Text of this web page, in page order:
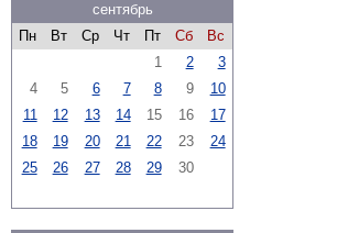
сентябрь
Пн
Вт Ср Чт Пт Сб
Вс
1
2
3
4
5 6 7 8 9
10
11
12 13 14 15 16
17
18
19 20 21 22 23
24
25
26 27 28 29 30